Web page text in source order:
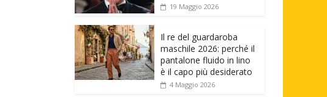
19 Maggio 2026
Il re del guardaroba
maschile 2026: perché il
pantalone fluido in lino
è il capo più desiderato
4 Maggio 2026